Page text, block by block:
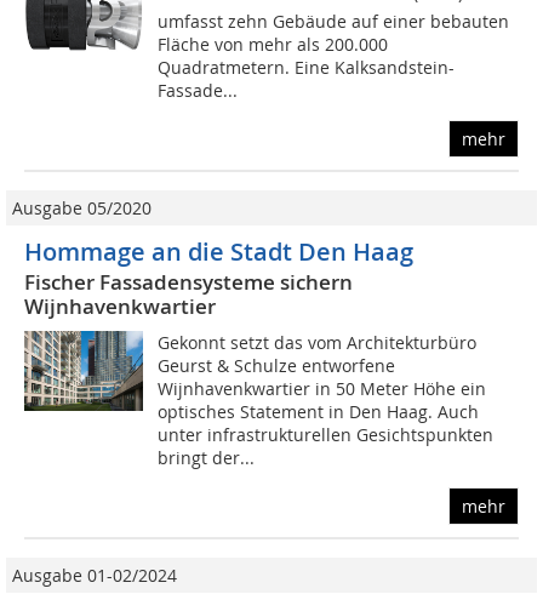
umfasst zehn Gebäude auf einer bebauten
Fläche von mehr als 200.000
Quadratmetern. Eine Kalksandstein-
Fassade...
mehr
Ausgabe 05/2020
Hommage an die Stadt Den Haag
Fischer Fassadensysteme sichern
Wijnhavenkwartier
Gekonnt setzt das vom Architekturbüro
Geurst & Schulze entworfene
Wijnhavenkwartier in 50 Meter Höhe ein
optisches Statement in Den Haag. Auch
unter infrastrukturellen Gesichtspunkten
bringt der...
mehr
Ausgabe 01-02/2024